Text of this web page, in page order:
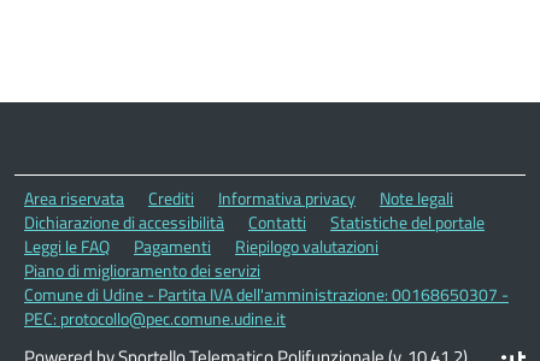
Area riservata Crediti Informativa privacy
Note legali
Dichiarazione di accessibilità
Contatti
Statistiche del portale
Leggi le FAQ
Pagamenti
Riepilogo valutazioni
Piano di miglioramento dei servizi
Comune di Udine - Partita IVA dell'amministrazione: 00168650307 -
PEC: protocollo@pec.comune.udine.it